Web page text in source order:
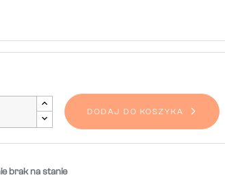
DODAJ DO KOSZYKA
brak na stanie